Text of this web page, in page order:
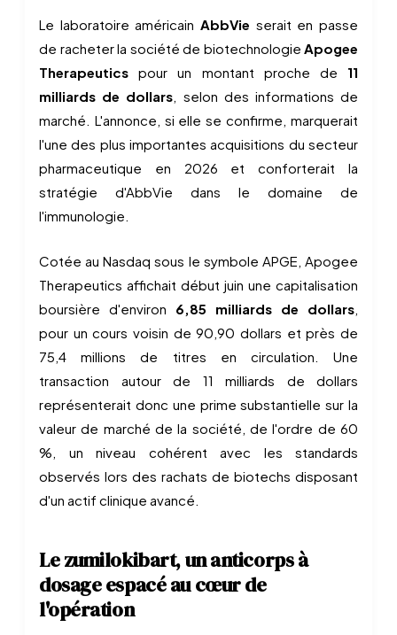
Le laboratoire américain AbbVie serait en passe
de racheter la société de biotechnologie Apogee
Therapeutics pour un montant proche de 11
milliards de dollars, selon des informations de
marché. L'annonce, si elle se confirme, marquerait
l'une des plus importantes acquisitions du secteur
pharmaceutique en 2026 et conforterait la
stratégie d'AbbVie dans le domaine de
l'immunologie.
Cotée au Nasdaq sous le symbole APGE, Apogee
Therapeutics affichait début juin une capitalisation
boursière d'environ 6,85 milliards de dollars,
pour un cours voisin de 90,90 dollars et près de
75,4 millions de titres en circulation. Une
transaction autour de 11 milliards de dollars
représenterait donc une prime substantielle sur la
valeur de marché de la société, de l'ordre de 60
%, un niveau cohérent avec les standards
observés lors des rachats de biotechs disposant
d'un actif clinique avancé.
Le zumilokibart, un anticorps à
dosage espacé au cœur de
l'opération